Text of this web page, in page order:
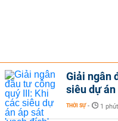
Giải ngân
siêu dự
THỜI SỰ - 1